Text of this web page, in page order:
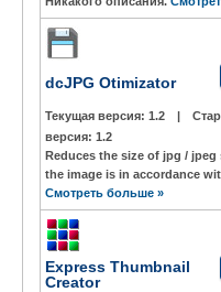
dcJPG Otimizator
Текущая версия: 1.2 |
версия: 1.2
Reduces the size of jpg /
the image is in accordance
Смотреть больше »
Express Thumbnail
Creator